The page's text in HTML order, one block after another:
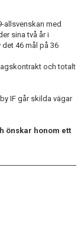
allsvenskan med
sina två år i
46 mål på 36
och totalt
IF går skilda vägar
önskar honom ett